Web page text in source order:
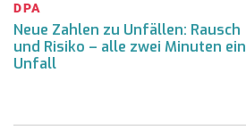
DPA
Neue Zahlen zu Unfällen: Rausch
und Risiko – alle zwei Minuten ein
Unfall